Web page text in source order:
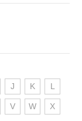
J K L
V W X